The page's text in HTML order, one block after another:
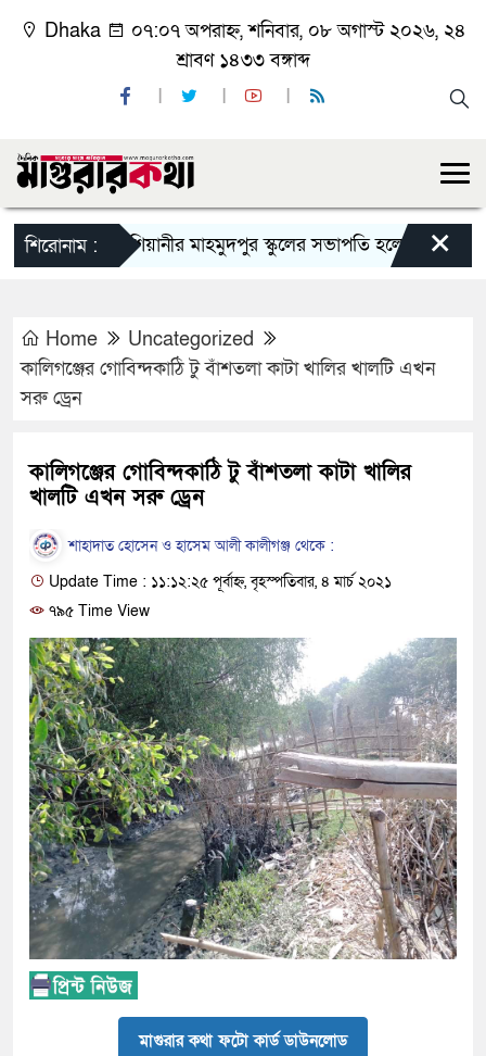
Dhaka
০৭:০৭ অপরাহ্ন, শনিবার, ০৮ অগাস্ট ২০২৬, ২৪
শ্রাবণ ১৪৩৩ বঙ্গাব্দ
শিরোনাম :কাশিয়ানীর মাহমুদপুর স্কুলের সভাপতি হলেন গোবিন্দ ×
Home
Uncategorized
কালিগঞ্জের গোবিন্দকাঠি টু বাঁশতলা কাটা খালির খালটি এখন
সরু ড্রেন
কালিগঞ্জের গোবিন্দকাঠি টু বাঁশতলা কাটা খালির
খালটি এখন সরু ড্রেন
শাহাদাত হোসেন ও হাসেম আলী কালীগঞ্জ থেকে :
Update Time : ১১:১২:২৫ পূর্বাহ্ন, বৃহস্পতিবার, ৪ মার্চ ২০২১
৭৯৫ Time View
মাগুরার কথা ফটো কার্ড ডাউনলোড